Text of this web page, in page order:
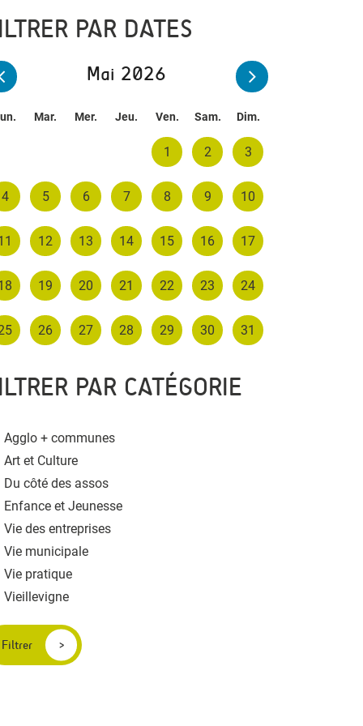
PAR DATES
Mai 2026
Mar. Mer. Jeu. Ven. Sam. Dim.
1 2 3
4 5 6 7 8 9 10
12 13 14 15 16 17
19 20 21 22 23 24
26 27 28 29 30 31
PAR CATÉGORIE
Agglo + communes
Art et Culture
Du côté des assos
Enfance et Jeunesse
Vie des entreprises
Vie municipale
Vie pratique
Vieillevigne
Filtrer